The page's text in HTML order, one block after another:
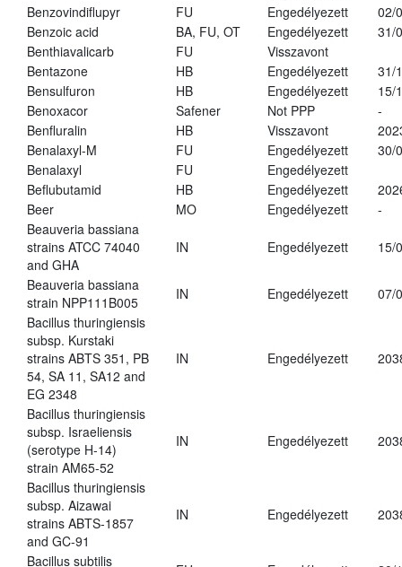
Benzovindiflupyr
FU Engedélyezett
02/
Benzoic acid
BA, FU, OT Engedélyezett
31/
Benthiavalicarb
FU
Visszavont
Bentazone
HB Engedélyezett
31/
Bensulfuron
HB Engedélyezett
15/
Benoxacor
Safener Not PPP
-
Benfluralin
HB Visszavont
Benalaxyl-M
FU Engedélyezett
30/
Benalaxyl
FU
Engedélyezett
Beflubutamid
HB Engedélyezett
Beer
MO Engedélyezett
-
Beauveria bassiana
strains ATCC 74040
and GHA
IN Engedélyezett 15/
Beauveria bassiana
strain NPP111B005
IN Engedélyezett
07/
Bacillus thuringiensis
subsp. Kurstaki
strains ABTS 351, PB
54, SA 11, SA12 and
EG 2348
IN Engedélyezett
Bacillus thuringiensis
subsp. Israeliensis
(serotype H-14)
strain AM65-52
IN Engedélyezett
Bacillus thuringiensis
subsp. Aizawai
strains ABTS-1857
and GC-91
IN Engedélyezett
Bacillus subtilis